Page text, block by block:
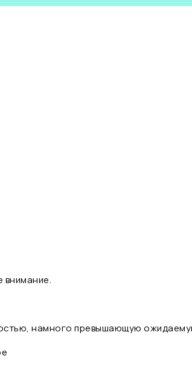
внимание.
намного превышающую